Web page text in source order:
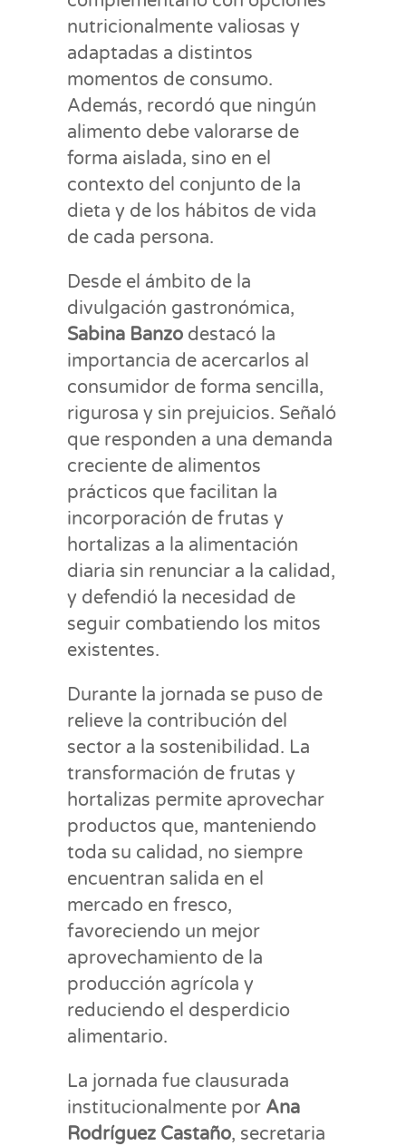
nutricionalmente valiosas y
adaptadas a distintos
momentos de consumo.
Además, recordó que ningún
alimento debe valorarse de
forma aislada, sino en el
contexto del conjunto de la
dieta y de los hábitos de vida
de cada persona.
Desde el ámbito de la
divulgación gastronómica,
Sabina Banzo destacó la
importancia de acercarlos al
consumidor de forma sencilla,
rigurosa y sin prejuicios. Señaló
que responden a una demanda
creciente de alimentos
prácticos que facilitan la
incorporación de frutas y
hortalizas a la alimentación
diaria sin renunciar a la calidad,
y defendió la necesidad de
seguir combatiendo los mitos
existentes.
Durante la jornada se puso de
relieve la contribución del
sector a la sostenibilidad. La
transformación de frutas y
hortalizas permite aprovechar
productos que, manteniendo
toda su calidad, no siempre
encuentran salida en el
mercado en fresco,
favoreciendo un mejor
aprovechamiento de la
producción agrícola y
reduciendo el desperdicio
alimentario.
La jornada fue clausurada
institucionalmente por Ana
Rodríguez Castaño, secretaria